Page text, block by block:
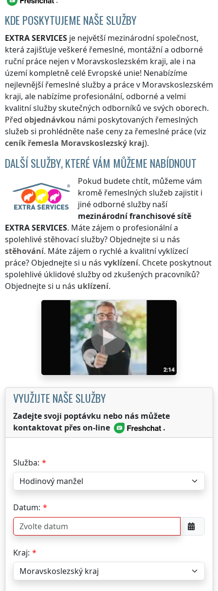
KDE POSKYTUJEME NAŠE SLUŽBY
EXTRA SERVICES je největší mezinárodní společnost,
která zajišťuje veškeré řemeslné, montážní a odborné
ruční práce nejen v Moravskoslezském kraji, ale i na
území kompletně celé Evropské unie! Nenabízíme
nejlevnější řemeslné služby a prácev Moravskoslezském
kraji, ale nabízíme profesionální, odborné a velmi
kvalitní služby skutečných odborníků ve svých oborech.
Před objednávkou námi poskytovaných řemeslných
služeb si prohlédněte naše ceny za řemeslné práce (viz
ceník řemesla Moravskoslezský kraj).
DALŠÍ SLUŽBY, KTERÉ VÁM MŮŽEME NABÍDNOUT
Pokud budete chtít, můžeme vám
kromě řemeslných služeb zajistit i
jiné odborné služby naší
mezinárodní franchisové sítě
EXTRA SERVICES. Máte zájem o profesionální a
spolehlivé stěhovací služby? Objednejte si u nás
stěhování. Máte zájem o rychlé a kvalitní vyklízecí
práce? Objednejte si u nás vyklízení. Chcete poskytnout
spolehlivé úklidové služby od zkušených pracovníků?
Objednejte si u nás uklízení.
VYUŽIJTE NAŠE SLUŽBY
Zadejte svoji poptávku nebo nás můžete
kontaktovat přes on-line
.
Služba:
Datum:
Kraj: